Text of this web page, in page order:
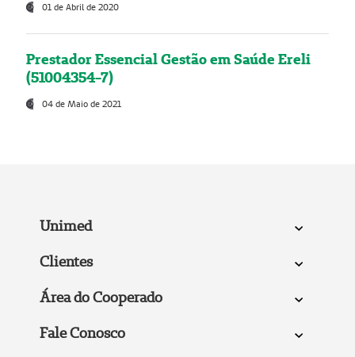
01 de Abril de 2020
Prestador Essencial Gestão em Saúde Ereli
(51004354-7)
04 de Maio de 2021
Unimed
Clientes
Área do Cooperado
Fale Conosco